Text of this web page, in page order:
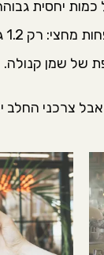
צרכני החלב